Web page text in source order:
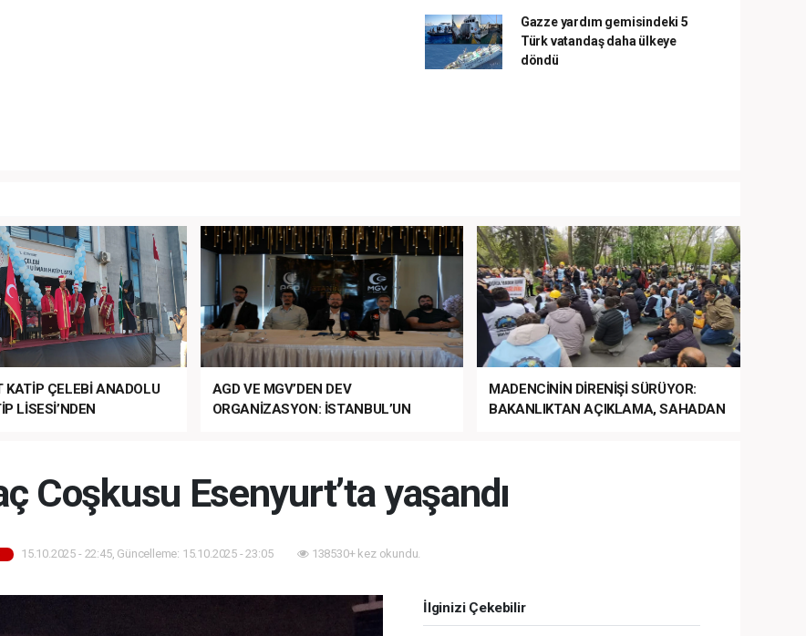
Gazze yardım gemisindeki 5
Türk vatandaş daha ülkeye
döndü
KATİP ÇELEBİ ANADOLU
LİSESİ’NDEN
AGD VE MGV’DEN DEV
ORGANİZASYON: İSTANBUL’UN
MADENCİNİN DİRENİŞİ SÜRÜYOR:
BAKANLIKTAN AÇIKLAMA, SAHADAN
Coşkusu Esenyurt’ta yaşandı
15.10.2025 - 22:45, Güncelleme: 15.10.2025 - 23:05 138530+ kez okundu.
İlginizi Çekebilir